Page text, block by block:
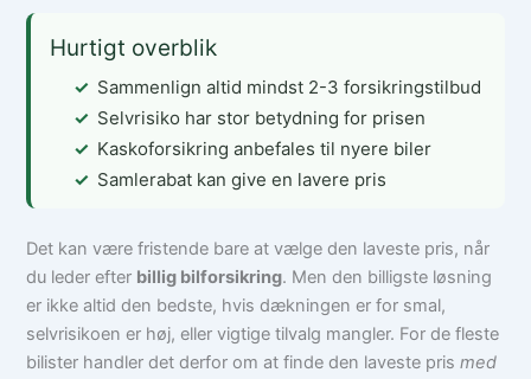
Hurtigt overblik
Sammenlign altid mindst 2-3 forsikringstilbud
Selvrisiko har stor betydning for prisen
Kaskoforsikring anbefales til nyere biler
Samlerabat kan give en lavere pris
Det kan være fristende bare at vælge den laveste pris, når
du leder efter billig bilforsikring. Men den billigste løsning
er ikke altid den bedste, hvis dækningen er for smal,
selvrisikoen er høj, eller vigtige tilvalg mangler. For de fleste
bilister handler det derfor om at finde den laveste prismed